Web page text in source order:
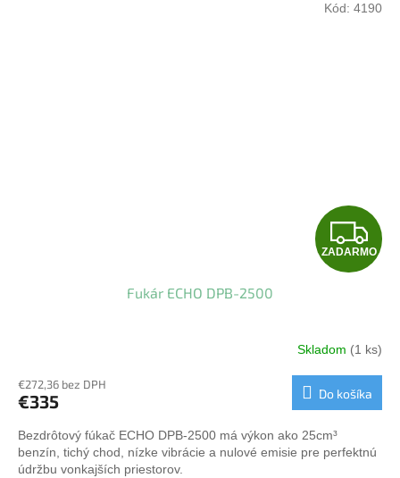
Z
A
A
R
M
O
ZADARMO
Fukár ECHO DPB-2500
Skladom (1 ks)
€272,36 bez DPH
€335 Do košíka
Bezdrôtový fúkač ECHO DPB‑2500 má výkon ako 25cm³
benzín, tichý chod, nízke vibrácie a nulové emisie pre perfektnú
údržbu vonkajších priestorov.
Kód: 4190